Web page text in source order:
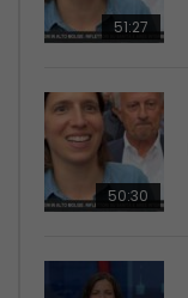
51:27
50:30